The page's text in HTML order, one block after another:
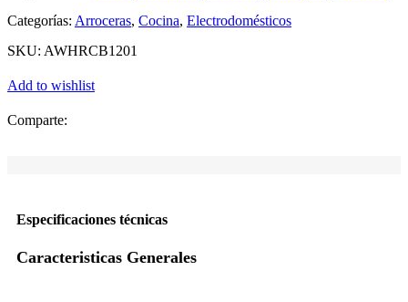
Categorías: Arroceras, Cocina, Electrodomésticos
SKU: AWHRCB1201
Add to wishlist
Comparte:
Especificaciones técnicas
Caracteristicas Generales